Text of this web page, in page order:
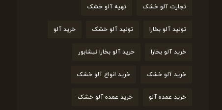
تجارت آلو خشک تهیه آلو خشک
تولید آلو بخارا تولید آلو خشک خرید آلو
خرید آلو بخارا خرید آلو بخارا نیشابور
خرید آلو خشک خرید انواع آلو خشک
خرید عمده آلو خرید عمده آلو خشک